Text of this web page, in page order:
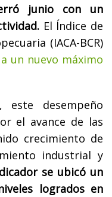
junio con un
El Índice de
(IACA-BCR)
un nuevo máximo
desempeño
el avance de las
crecimiento de
industrial y
se ubicó un
logrados en